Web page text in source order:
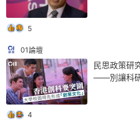
5
01論壇
民思政策研
——別讓科
4